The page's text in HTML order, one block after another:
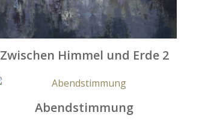
Zwischen Himmel und Erde 2
Abendstimmung